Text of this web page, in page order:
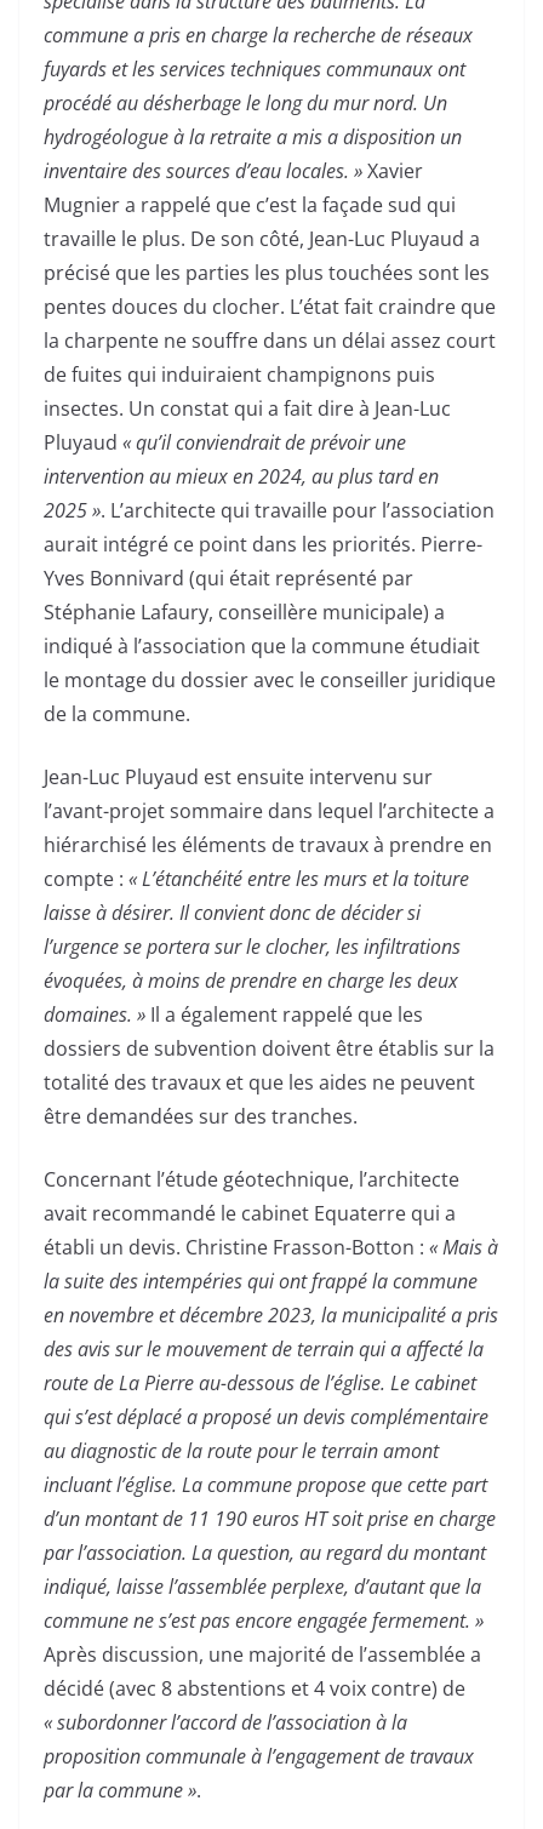
commune a pris en charge la recherche de réseaux
fuyards et les services techniques communaux ont
procédé au désherbage le long du mur nord. Un
hydrogéologue à la retraite a mis a disposition un
inventaire des sources d’eau locales. »Xavier
Mugnier a rappelé que c’est la façade sud qui
travaille le plus. De son côté, Jean-Luc Pluyaud a
précisé que les parties les plus touchées sont les
pentes douces du clocher. L’état fait craindre que
la charpente ne souffre dans un délai assez court
de fuites qui induiraient champignons puis
insectes. Un constat qui a fait dire à Jean-Luc
Pluyaud « qu’il conviendrait de prévoir une
intervention au mieux en 2024, au plus tard en
2025 ». L’architecte qui travaille pour l’association
aurait intégré ce point dans les priorités. Pierre-
Yves Bonnivard (qui était représenté par
Stéphanie Lafaury, conseillère municipale) a
indiqué à l’association que la commune étudiait
le montage du dossier avec le conseiller juridique
de la commune.
Jean-Luc Pluyaud est ensuite intervenu sur
l’avant-projet sommaire dans lequel l’architecte a
hiérarchisé les éléments de travaux à prendre en
compte : « L’étanchéité entre les murs et la toiture
laisse à désirer. Il convient donc de décider si
l’urgence se portera sur le clocher, les infiltrations
évoquées, à moins de prendre en charge les deux
domaines. » Il a également rappelé que les
dossiers de subvention doivent être établis sur la
totalité des travaux et que les aides ne peuvent
être demandées sur des tranches.
Concernant l’étude géotechnique, l’architecte
avait recommandé le cabinet Equaterre qui a
établi un devis. Christine Frasson-Botton : « Mais à
la suite des intempéries qui ont frappé la commune
en novembre et décembre 2023, la municipalité a pris
des avis sur le mouvement de terrain qui a affecté la
route de La Pierre au-dessous de l’église. Le cabinet
qui s’est déplacé a proposé un devis complémentaire
au diagnostic de la route pour le terrain amont
incluant l’église. La commune propose que cette part
d’un montant de 11 190 euros HT soit prise en charge
par l’association. La question, au regard du montant
indiqué, laisse l’assemblée perplexe, d’autant que la
commune ne s’est pas encore engagée fermement. »
Après discussion, une majorité de l’assemblée a
décidé (avec 8 abstentions et 4 voix contre) de
« subordonner l’accord de l’association à la
proposition communale à l’engagement de travaux
par la commune ».